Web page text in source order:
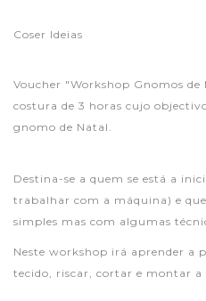
Coser Ideias
Voucher "Workshop Gnomos
costura de 3 horas cujo
gnomo de Natal.
Destina-se a quem se está a
trabalhar com a máquina) e
simples mas com algumas
Neste workshop irá aprender a
tecido, riscar, cortar e montar a